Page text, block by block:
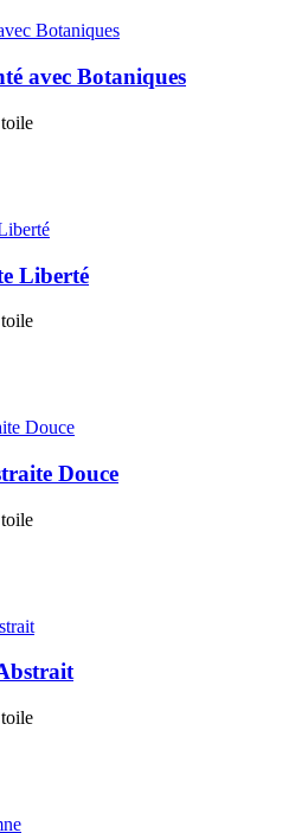
avec Botaniques
Liberté
Douce